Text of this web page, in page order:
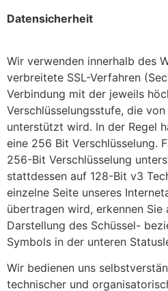
Datensicherheit
Wir verwenden innerhalb des
verbreitete SSL-Verfahren
Verbindung mit der jeweils
Verschlüsselungsstufe, die
unterstützt wird. In der Regel
eine 256 Bit Verschlüsselung.
256-Bit Verschlüsselung
stattdessen auf 128-Bit v3
einzelne Seite unseres
übertragen wird, erkennen Sie
Darstellung des Schüssel-
Symbols in der unteren
Wir bedienen uns
technischer und